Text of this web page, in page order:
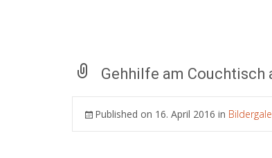
Gehhilfe am Couchtisch
Published on 16. April 2016 in